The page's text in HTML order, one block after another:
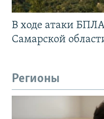
В ходе атаки
Самарской
Регионы